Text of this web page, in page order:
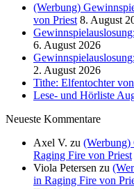
(Werbung)
von Priest 8. August
6. August 2026
2. August 2026
Tithe: Elfentochter
Lese- und Hörliste
Neueste Kommentare
Axel V. zu
Raging Fire von Priest
Viola Petersen zu
in Raging Fire von